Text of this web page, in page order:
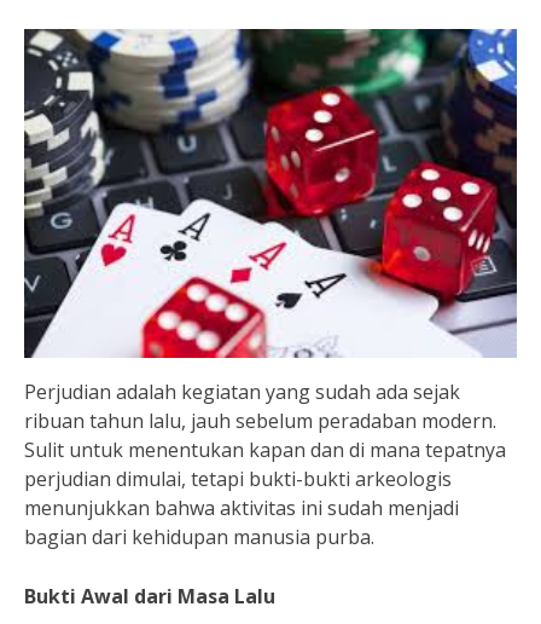
Perjudian adalah kegiatan yang sudah ada sejak
ribuan tahun lalu, jauh sebelum peradaban modern.
Sulit untuk menentukan kapan dan di mana tepatnya
perjudian dimulai, tetapi bukti-bukti arkeologis
menunjukkan bahwa aktivitas ini sudah menjadi
bagian dari kehidupan manusia purba.
Bukti Awal dari Masa Lalu